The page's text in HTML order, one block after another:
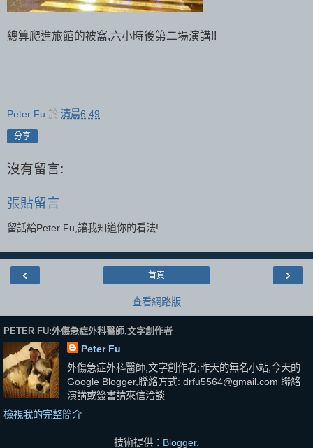
總算爬進旅館的被窩,六小時後第二場演講!!
Peter Fu 於 清晨6:49
分享
沒有留言:
張貼留言
留話給Peter Fu,讓我知道你的看法!
‹ ›
首頁
查看網路版
PETER FU:外傷急症外科醫師,文字創作者
Peter Fu
外傷急症外科醫師,文字創作者;昨天的無名小站,今天的
Google Blogger,聯絡方式: drfu5564@gmail.com 聯絡
演講或簽書請來信洽談
檢視我的完整簡介
技術提供： Blogger.